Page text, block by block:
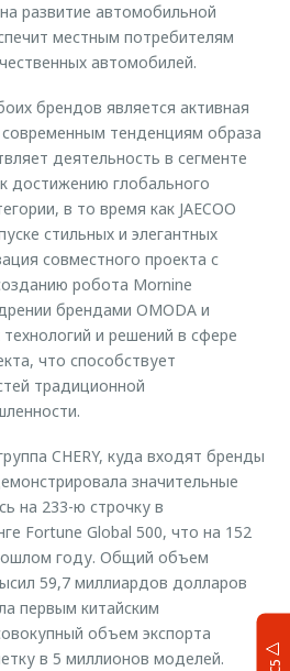
развитие автомобильной
местным потребителям
автомобилей.
брендов является активная
тенденциям образа
деятельность в сегменте
достижению глобального
в то время как JAECOO
стильных и элегантных
совместного проекта с
робота Mornine
брендами OMODA и
технологий и решений в сфере
что способствует
традиционной
CHERY, куда входят бренды
значительные
на 233-ю строчку в
Fortune Global 500, что на 152
году. Общий объем
59,7 миллиардов долларов
первым китайским
объем экспорта
в 5 миллионов моделей.